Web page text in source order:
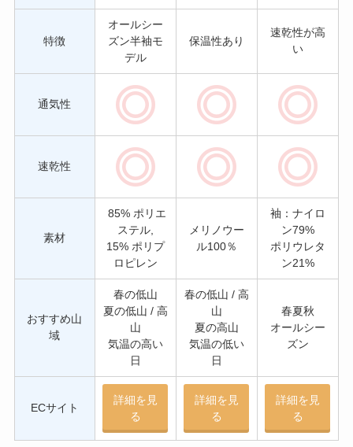
特徴
オールシー
ズン半袖モ
デル
保温性あり
速乾性が高
い
通気性
速乾性
素材
85% ポリエ
ステル,
15% ポリプ
ロピレン
メリノウー
ル100％
袖：ナイロ
ン79%
ポリウレタ
ン21%
おすすめ山
域
春の低山
夏の低山 / 高
山
気温の高い
日
春の低山 / 高
山
夏の高山
気温の低い
日
春夏秋
オールシー
ズン
ECサイト
詳細を見
る
詳細を見
る
詳細を見
る